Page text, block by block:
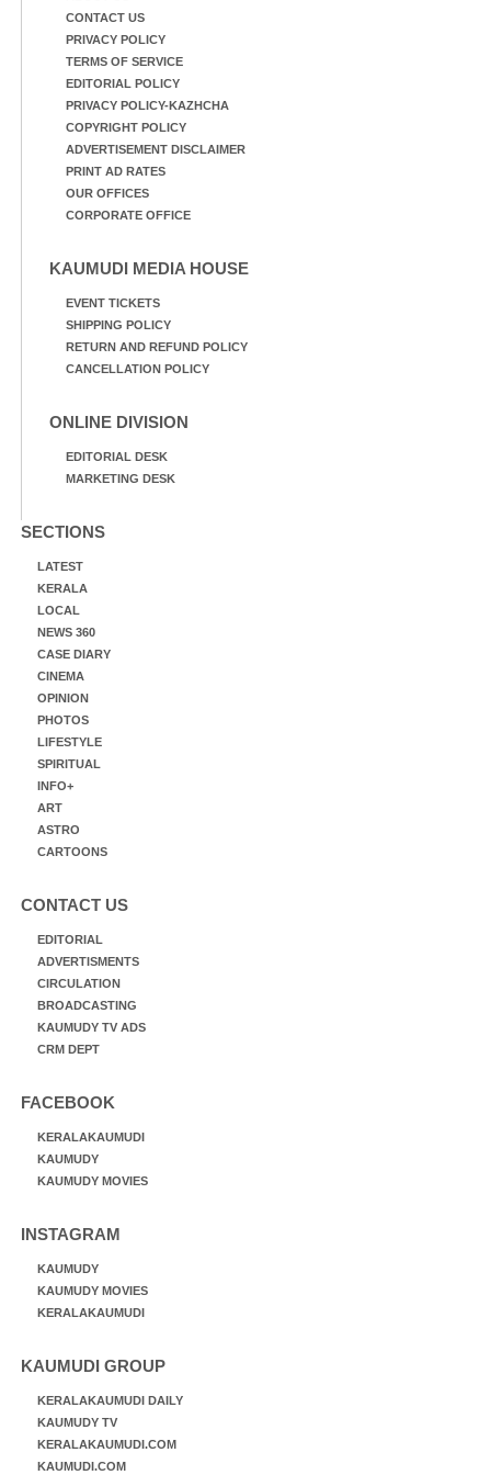
CONTACT US
PRIVACY POLICY
TERMS OF SERVICE
EDITORIAL POLICY
PRIVACY POLICY-KAZHCHA
COPYRIGHT POLICY
ADVERTISEMENT DISCLAIMER
PRINT AD RATES
OUR OFFICES
CORPORATE OFFICE
KAUMUDI MEDIA HOUSE
EVENT TICKETS
SHIPPING POLICY
RETURN AND REFUND POLICY
CANCELLATION POLICY
ONLINE DIVISION
EDITORIAL DESK
MARKETING DESK
SECTIONS
LATEST
KERALA
LOCAL
NEWS 360
CASE DIARY
CINEMA
OPINION
PHOTOS
LIFESTYLE
SPIRITUAL
INFO+
ART
ASTRO
CARTOONS
CONTACT US
EDITORIAL
ADVERTISMENTS
CIRCULATION
BROADCASTING
KAUMUDY TV ADS
CRM DEPT
FACEBOOK
KERALAKAUMUDI
KAUMUDY
KAUMUDY MOVIES
INSTAGRAM
KAUMUDY
KAUMUDY MOVIES
KERALAKAUMUDI
KAUMUDI GROUP
KERALAKAUMUDI DAILY
KAUMUDY TV
KERALAKAUMUDI.COM
KAUMUDI.COM